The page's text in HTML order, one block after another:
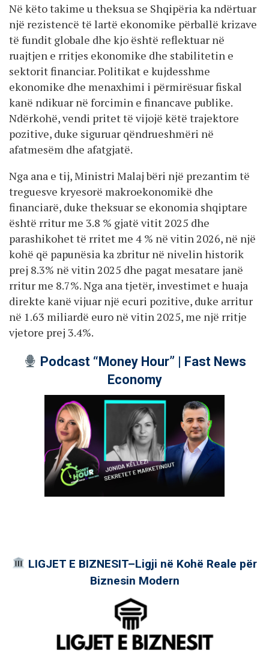
Në këto takime u theksua se Shqipëria ka ndërtuar
një rezistencë të lartë ekonomike përballë krizave
të fundit globale dhe kjo është reflektuar në
ruajtjen e rritjes ekonomike dhe stabilitetin e
sektorit financiar. Politikat e kujdesshme
ekonomike dhe menaxhimi i përmirësuar fiskal
kanë ndikuar në forcimin e financave publike.
Ndërkohë, vendi pritet të vijojë këtë trajektore
pozitive, duke siguruar qëndrueshmëri në
afatmesëm dhe afatgjatë.
Nga ana e tij, Ministri Malaj bëri një prezantim të
treguesve kryesorë makroekonomikë dhe
financiarë, duke theksuar se ekonomia shqiptare
është rritur me 3.8 % gjatë vitit 2025 dhe
parashikohet të rritet me 4 % në vitin 2026, në një
kohë që papunësia ka zbritur në nivelin historik
prej 8.3% në vitin 2025 dhe pagat mesatare janë
rritur me 8.7%. Nga ana tjetër, investimet e huaja
direkte kanë vijuar një ecuri pozitive, duke arritur
në 1.63 miliardë euro në vitin 2025, me një rritje
vjetore prej 3.4%.
Podcast “Money Hour” | Fast News
Economy
LIGJET E BIZNESIT–Ligji në Kohë Reale për
Biznesin Modern